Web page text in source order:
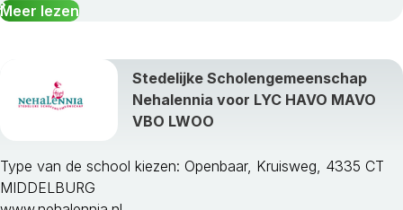
Meer lezen
Stedelijke Scholengemeenschap
Nehalennia voor LYC HAVO MAVO
VBO LWOO
Type van de school kiezen: Openbaar, Kruisweg, 4335 CT
MIDDELBURG